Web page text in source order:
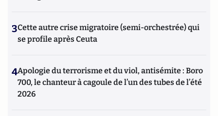
3Cette autre crise migratoire (semi-orchestrée) qui
se profile après Ceuta
4Apologie du terrorisme et du viol, antisémite : Boro
700, le chanteur à cagoule de l’un des tubes de l’été
2026